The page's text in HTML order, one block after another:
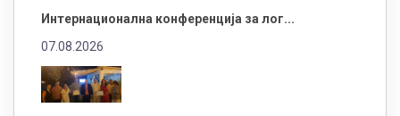
Интернационална конференција за лог...
07.08.2026